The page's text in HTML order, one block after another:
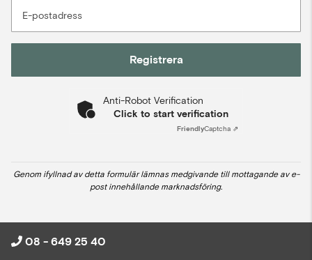
E-postadress
Registrera
Anti-Robot Verification
Click to start verification
FriendlyCaptcha ⇗
Genom ifyllnad av detta formulär lämnas medgivande till mottagande av e-
post innehållande marknadsföring.
08 - 649 25 40